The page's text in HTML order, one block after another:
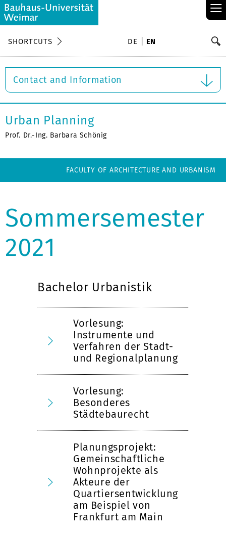
≡
SHORTCUTS DE EN
Contact and Information
Urban Planning
Prof. Dr.-Ing. Barbara Schönig
FACULTY OF ARCHITECTURE AND URBANISM
Sommersemester
2021
Bachelor Urbanistik
Vorlesung:
Instrumente und
Verfahren der Stadt-
und Regionalplanung
Vorlesung:
Besonderes
Städtebaurecht
Planungsprojekt:
Gemeinschaftliche
Wohnprojekte als
Akteure der
Quartiersentwicklung
am Beispiel von
Frankfurt am Main